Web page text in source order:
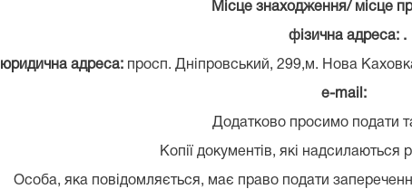
Місце знаходження/ місце
фізична адреса: .
юридична адреса: просп. Дніпровський, 299,м. Нова
e-mail :
Додатково просимо подати
Копії документів, які надсилаються
Особа, яка повідомляється, має право подати